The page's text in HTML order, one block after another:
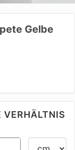
Gelbe
VERHÄLTNIS